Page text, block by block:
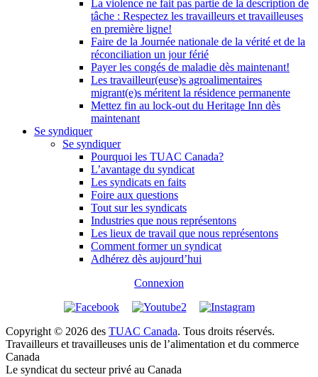
La violence ne fait pas partie de la description de
tâche : Respectez les travailleurs et travailleuses
en première ligne!
Faire de la Journée nationale de la vérité et de la
réconciliation un jour férié
Payer les congés de maladie dès maintenant!
Les travailleur(euse)s agroalimentaires
migrant(e)s méritent la résidence permanente
Mettez fin au lock-out du Heritage Inn dès
maintenant
Se syndiquer
Se syndiquer
Pourquoi les TUAC Canada?
L’avantage du syndicat
Les syndicats en faits
Foire aux questions
Tout sur les syndicats
Industries que nous représentons
Les lieux de travail que nous représentons
Comment former un syndicat
Adhérez dès aujourd’hui
Connexion
Copyright © 2026 des TUAC Canada. Tous droits réservés.
Travailleurs et travailleuses unis de l’alimentation et du commerce
Canada
Le syndicat du secteur privé au Canada